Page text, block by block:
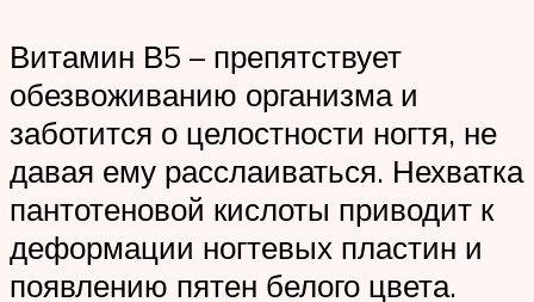
Витамин В5 – препятствует
обезвоживанию организма и
заботится о целостности ногтя, не
давая ему расслаиваться. Нехватка
пантотеновой кислоты приводит к
деформации ногтевых пластин и
появлению пятен белого цвета.